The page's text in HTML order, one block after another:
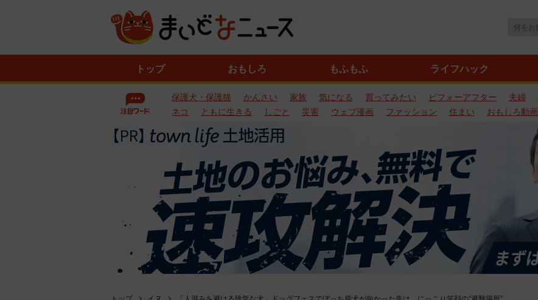
トップ おもしろ もふもふ ライフハック
保護犬・保護猫 かんさい 家族 気になる 買ってみたい ビフォーアフター 夫婦
ネコ
ともに生きる しごと 災害 ウェブ漫画 ファッション 住まい おもしろ動画